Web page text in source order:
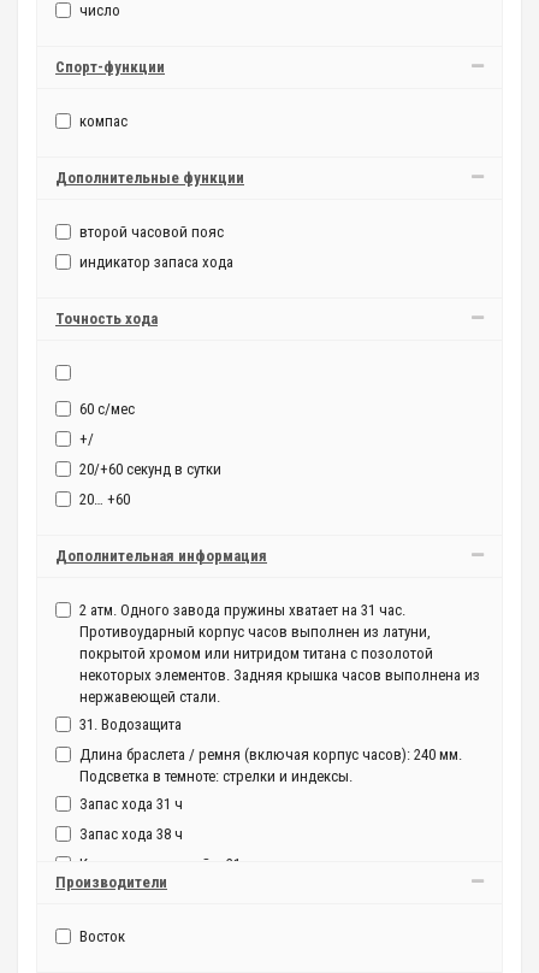
число
Спорт-функции
компас
Дополнительные функции
второй часовой пояс
индикатор запаса хода
Точность хода
60 с/мес
+/
20/+60 секунд в сутки
20… +60
Дополнительная информация
2 атм. Одного завода пружины хватает на 31 час.
Противоударный корпус часов выполнен из латуни,
покрытой хромом или нитридом титана с позолотой
некоторых элементов. Задняя крышка часов выполнена из
нержавеющей стали.
31. Водозащита
Длина браслета / ремня (включая корпус часов): 240 мм.
Подсветка в темноте: стрелки и индексы.
Запас хода 31 ч
Запас хода 38 ч
Количество камней – 31
Количество камней – 31.
(включая корпус часов): 240 мм
Производители
Восток